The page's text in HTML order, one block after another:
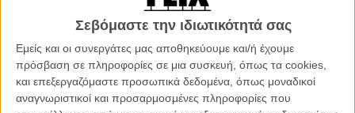
Σεβόμαστε την ιδιωτικότητά σας
Εμείς και οι συνεργάτες μας αποθηκεύουμε και/ή έχουμε
πρόσβαση σε πληροφορίες σε μια συσκευή, όπως τα cookies,
και επεξεργαζόμαστε προσωπικά δεδομένα, όπως μοναδικοί
αναγνωριστικοί και προσαρμοσμένες πληροφορίες που
Προσθέστε το Flix στις προτιμήσεις σας στο
Google
Δεν είναι η πρώτη φορά που τα Cahiers du Cinema παίζουν με την
αίσθηση του «τι είναι καλό» και τι απλά «υπερεκτιμημένο».